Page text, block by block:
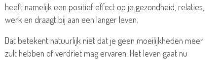
heeft namelijk een positief effect op je gezondheid, relaties,
werk en draagt bij aan een langer leven.
Dat betekent natuurlijk niet dat je geen moeilijkheden meer
zult hebben of verdriet mag ervaren. Het leven gaat nu